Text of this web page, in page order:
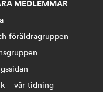
MEDLEMMAR
föräldragruppen
– vår tidning